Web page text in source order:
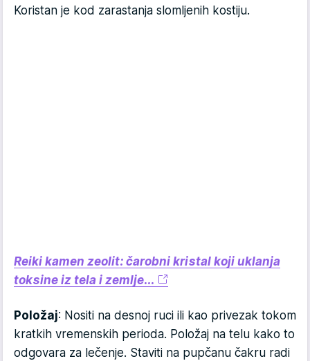
Koristan je kod zarastanja slomljenih kostiju.
Reiki kamen zeolit: čarobni kristal koji uklanja
toksine iz tela i zemlje...
Položaj: Nositi na desnoj ruci ili kao privezak tokom
kratkih vremenskih perioda. Položaj na telu kako to
odgovara za lečenje. Staviti na pupčanu čakru radi